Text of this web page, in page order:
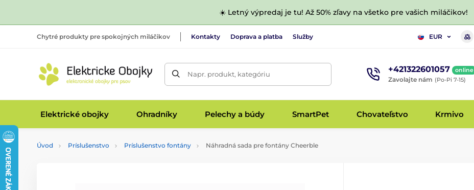
☀️ Letný výpredaj je tu! Až 50% zľavy na všetko pre vašich miláčikov!
Chytré produkty pre spokojných miláčikov Kontakty Doprava a platba Služby EUR
Napr. produkt, kategóriu +421322601057 online
Zavolajte nám (Po-Pi 7-15)
Elektrické obojky Ohradníky Pelechy a búdy SmartPet Chovateľstvo Krmivo
Úvod Príslušenstvo Príslušenstvo fontány Náhradná sada pre fontány Cheerble